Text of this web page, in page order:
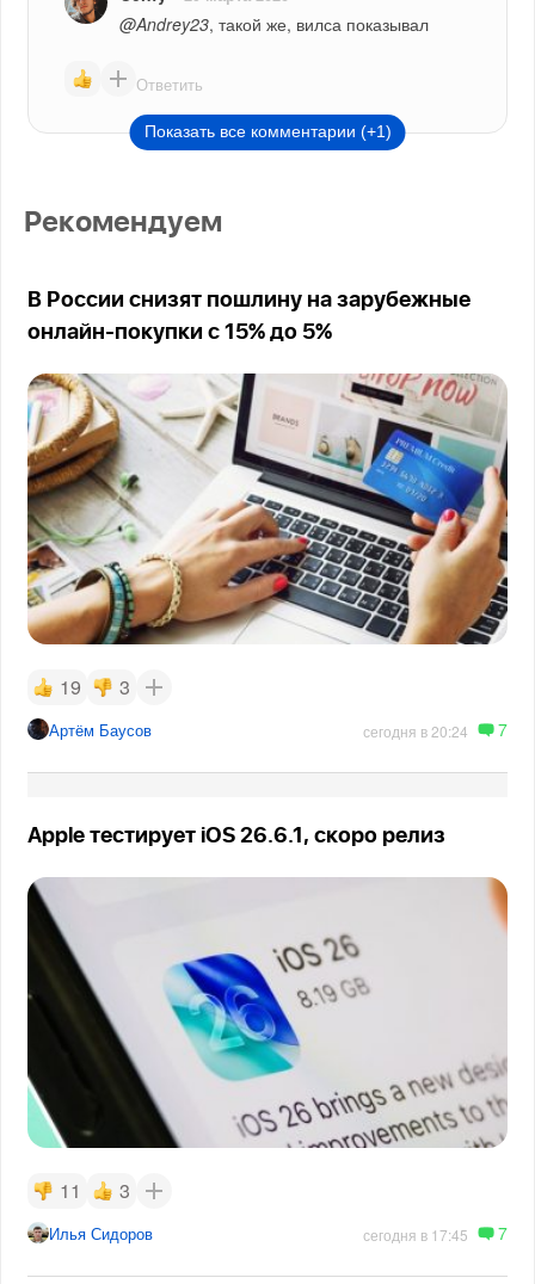
@Andrey23, такой же, вилса показывал
Ответить
Показать все комментарии (+1)
Рекомендуем
В России снизят пошлину на зарубежные
онлайн-покупки с 15% до 5%
19 3
Артём Баусов сегодня в 20:24 7
Apple тестирует iOS 26.6.1, скоро релиз
11 3
Илья Сидоров сегодня в 17:45 7